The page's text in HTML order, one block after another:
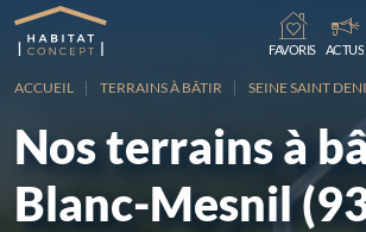
Chargement...
FAVORIS ACTUS
ACCUEIL TERRAINS À BÂTIR SEINE SAINT
Nos terrains à
Blanc-Mesnil